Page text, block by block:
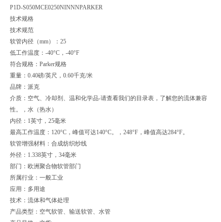
P1D-S050MCE0250NINNNPARKER
技术规格
技术规范
软管内径（mm）：25
低工作温度：-40°C，-40°F
符合规格：Parker规格
重量：0.40磅/英尺，0.60千克/米
品牌：派克
介质：空气、冷却剂、温和化学品-请查看我们的目录表，了解您的流体兼容
性。，水（热水）
内径：1英寸，25毫米
最高工作温度：120°C，峰值可达140°C。，248°F，峰值高达284°F。
软管增强材料：合成纺织纱线
外径：1.338英寸，34毫米
部门：欧洲聚合物软管部门
所属行业：一般工业
应用：多用途
技术：流体和气体处理
产品类型：空气软管、输送软管、水管